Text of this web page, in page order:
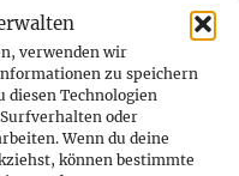
verwenden wir
zu speichern
diesen Technologien
oder
Wenn du deine
können bestimmte
Lage
wird.
zu den wenigen
Andere Teile der